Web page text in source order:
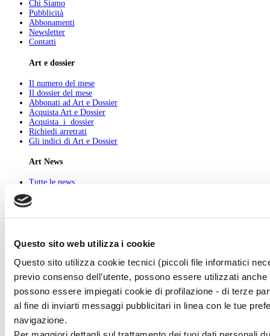
Questo sito web utilizza i cookie
Questo sito utilizza cookie tecnici (piccoli file informatici
previo consenso dell’utente, possono essere utilizzati
possono essere impiegati cookie di profilazione - di terze
al fine di inviarti messaggi pubblicitari in linea con le tue
navigazione.
Chi Siamo
Pubblicità
Abbonamenti
Newsletter
Contatti
Art e dossier
Il numero del mese
Il dossier del mese
Abbonati ad Art e Dossier
Acquista Art e Dossier
Acquista i dossier
Richiedi arretrati
Gli indici di Art e Dossier
Art News
Tutte le news
Mostre
Aste e mercato
Concorsi e Lavoro
Esponi con noi
New entry
Tutti gli artisti
Art History